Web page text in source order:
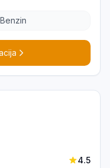
Benzin
4.5